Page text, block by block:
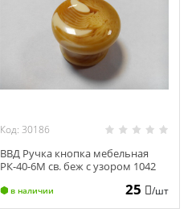
Код: 30186
ВВД Ручка кнопка мебельная
РК-40-6М св. беж с узором 1042
в наличии 25 /шт